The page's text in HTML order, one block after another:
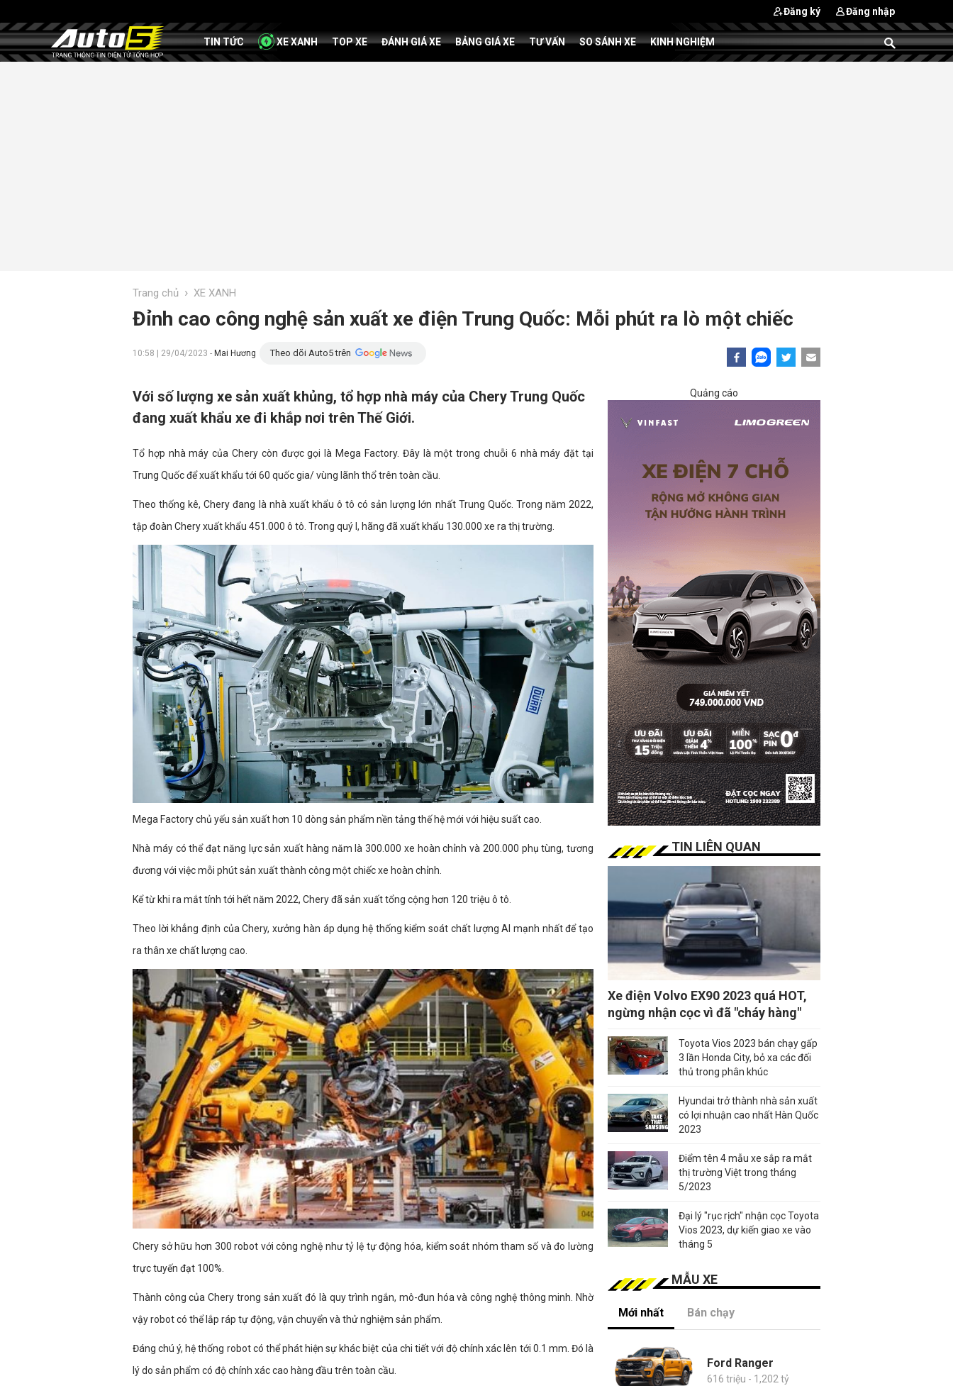
Đăng ký Đăng nhập
TIN TỨC XE XANH TOP XE ĐÁNH GIÁ XE BẢNG GIÁ XE TƯ VẤN SO SÁNH XE KINH NGHIỆM
Trang chủ › XE XANH
Đỉnh cao công nghệ sản xuất xe điện Trung Quốc: Mỗi phút ra lò một chiếc
10:58 | 29/04/2023 - Mai Hương Theo dõi Auto5 trên
Với số lượng xe sản xuất khủng, tổ hợp nhà máy của Chery Trung Quốc
đang xuất khẩu xe đi khắp nơi trên Thế Giới.
Tổ hợp nhà máy của Chery còn được gọi là Mega Factory. Đây là một trong chuỗi 6 nhà máy đặt tại
Trung Quốc để xuất khẩu tới 60 quốc gia/ vùng lãnh thổ trên toàn cầu.
Theo thống kê, Chery đang là nhà xuất khẩu ô tô có sản lượng lớn nhất Trung Quốc. Trong năm 2022,
tập đoàn Chery xuất khẩu 451.000 ô tô. Trong quý I, hãng đã xuất khẩu 130.000 xe ra thị trường.
Mega Factory chủ yếu sản xuất hơn 10 dòng sản phẩm nền tảng thế hệ mới với hiệu suất cao.
Nhà máy có thể đạt năng lực sản xuất hàng năm là 300.000 xe hoàn chỉnh và 200.000 phụ tùng, tương
đương với việc mỗi phút sản xuất thành công một chiếc xe hoàn chỉnh.
Kể từ khi ra mắt tính tới hết năm 2022, Chery đã sản xuất tổng cộng hơn 120 triệu ô tô.
Theo lời khẳng định của Chery, xưởng hàn áp dụng hệ thống kiểm soát chất lượng AI mạnh nhất để tạo
ra thân xe chất lượng cao.
Chery sở hữu hơn 300 robot với công nghệ như tỷ lệ tự động hóa, kiểm soát nhóm tham số và đo lường
trực tuyến đạt 100%.
Thành công của Chery trong sản xuất đó là quy trình ngắn, mô-đun hóa và công nghệ thông minh. Nhờ
vậy robot có thể lắp ráp tự động, vận chuyển và thử nghiệm sản phẩm.
Đáng chú ý, hệ thống robot có thể phát hiện sự khác biệt của chi tiết với độ chính xác lên tới 0.1 mm. Đó là
lý do sản phẩm có độ chính xác cao hàng đầu trên toàn cầu.
Quảng cáo
TIN LIÊN QUAN
Xe điện Volvo EX90 2023 quá HOT,
ngừng nhận cọc vì đã "cháy hàng"
Toyota Vios 2023 bán chạy gấp
3 lần Honda City, bỏ xa các đối
thủ trong phân khúc
Hyundai trở thành nhà sản xuất
có lợi nhuận cao nhất Hàn Quốc
2023
Điểm tên 4 mẫu xe sắp ra mắt
thị trường Việt trong tháng
5/2023
Đại lý "rục rịch" nhận cọc Toyota
Vios 2023, dự kiến giao xe vào
tháng 5
MẪU XE
Mới nhất Bán chạy
Ford Ranger
616 triệu - 1,202 tỷ